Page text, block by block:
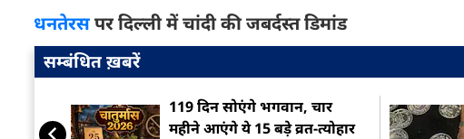
धनतेरसपर दिल्ली में चांदी की जबर्दस्त डिमांड
सम्बंधित ख़बरें
119 दिन सोएंगे भगवान, चार
महीने आएंगे ये 15 बड़े व्रत-त्योहार